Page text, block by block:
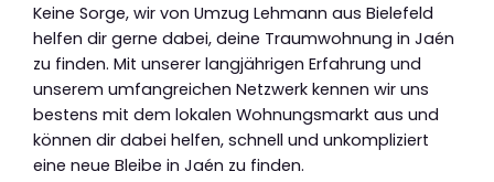
Keine Sorge, wir von Umzug Lehmann aus Bielefeld
helfen dir gerne dabei, deine Traumwohnung in Jaén
zu finden. Mit unserer langjährigen Erfahrung und
unserem umfangreichen Netzwerk kennen wir uns
bestens mit dem lokalen Wohnungsmarkt aus und
können dir dabei helfen, schnell und unkompliziert
eine neue Bleibe in Jaén zu finden.